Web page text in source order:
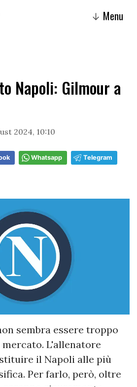
↓ Menu
Napoli: Gilmour a
2024, 10:10
Whatsapp Telegram
sembra essere troppo
L'allenatore
il Napoli alle più
Per farlo, però, oltre